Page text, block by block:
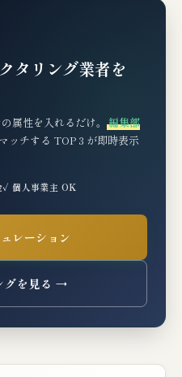
タリング業者を
属性を入れるだけ。 編集部
ッチする TOP 3 が即時表示
✓ 個人事業主 OK
レーション
グを見る →